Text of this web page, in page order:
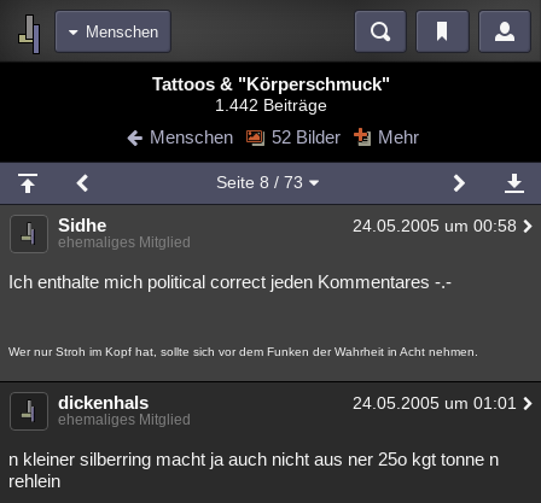
Menschen
Blogs Videos
Chat Wiki Neuigkeiten
meine Rubriken
Menschen Mystery Kriminalfälle
Spiritualität Verschwörungen Technologie Ufologie
weitere Rubriken
Philosophie Träume Literatur
Musik
Tattoos & "Körperschmuck"
1.442 Beiträge
Menschen 52 Bilder Mehr
Seite 8 / 73
Sidhe 24.05.2005 um 00:58
ehemaliges Mitglied
Ich enthalte mich political correct jeden Kommentares -.-
Wer nur Stroh im Kopf hat, sollte sich vor dem Funken der Wahrheit in Acht nehmen.
dickenhals 24.05.2005 um 01:01
ehemaliges Mitglied
n kleiner silberring macht ja auch nicht aus ner 25o kgt tonne n
rehlein